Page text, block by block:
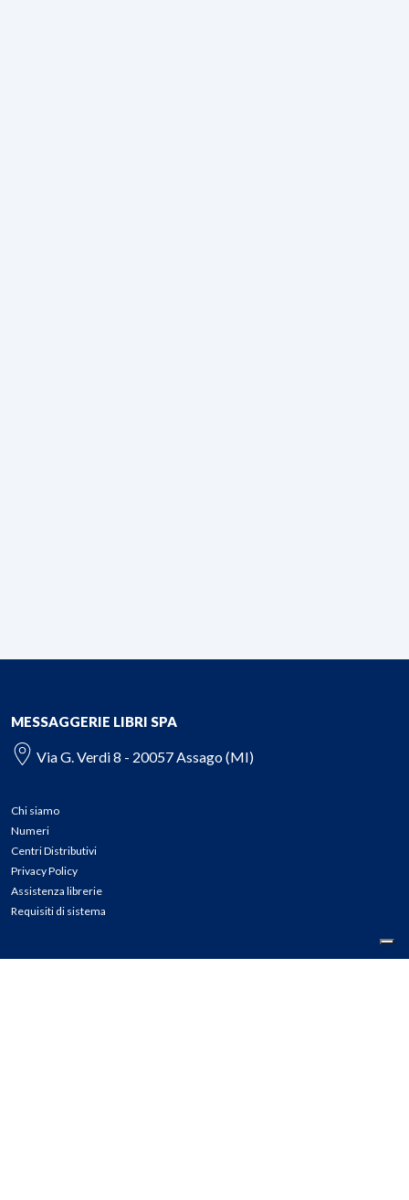
MESSAGGERIE LIBRI SPA
Via G. Verdi 8 - 20057 Assago (MI)
Chi siamo
Numeri
Centri Distributivi
Privacy Policy
Assistenza librerie
Requisiti di sistema
CONTATTI